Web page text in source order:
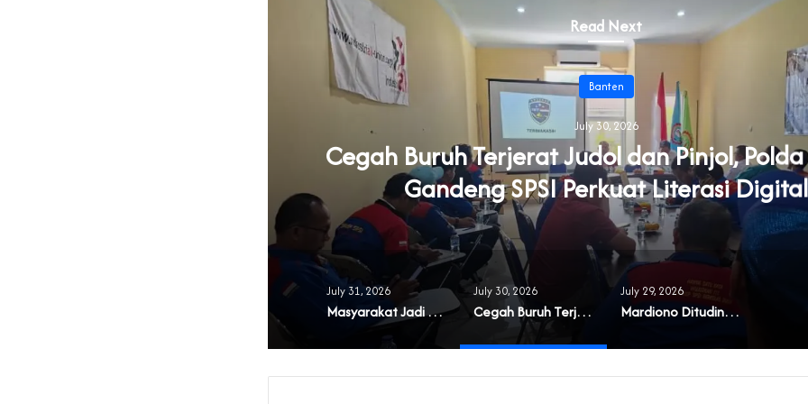
Read Next
Banten
July 30, 2026
Cegah Buruh Terjerat Judol dan Pinjol,
Gandeng SPSI Perkuat Literasi Digital
July 31, 2026
‎Masyarakat Jadi Korban Buruknya Tata Kelola Koperasi Syariah di Banten
July 30, 2026
Cegah Buruh Terjerat Judol dan Pinjol, Polda Banten Gandeng SPSI Perkuat Literasi Digital
July 29, 2026
‎Mardiono Dituding Adu Domba dan Bikin Gaduh Kader PPP di Banten